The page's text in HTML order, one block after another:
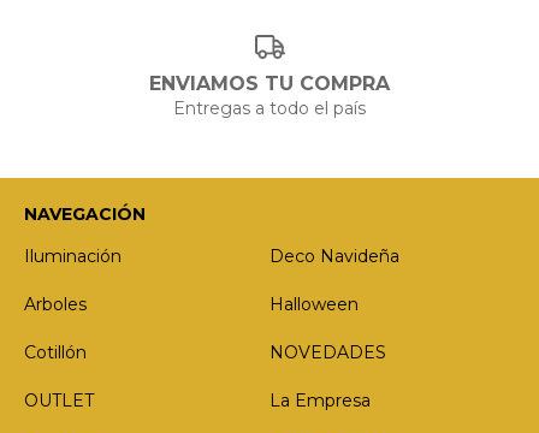
ENVIAMOS TU COMPRA
Entregas a todo el país
NAVEGACIÓN
Iluminación
Deco Navideña
Arboles Halloween
Cotillón NOVEDADES
OUTLET La Empresa